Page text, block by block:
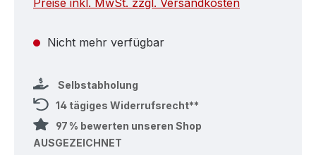
Preise inkl. MwSt. zzgl. Versandkosten
Nicht mehr verfügbar
Selbstabholung
14 tägiges Widerrufsrecht**
97 % bewerten unseren Shop
AUSGEZEICHNET